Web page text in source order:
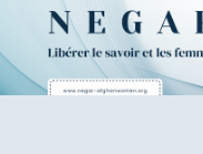
contenu